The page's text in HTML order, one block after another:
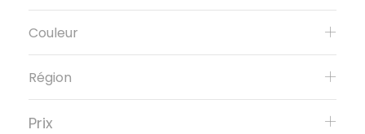
Couleur
Région
Prix